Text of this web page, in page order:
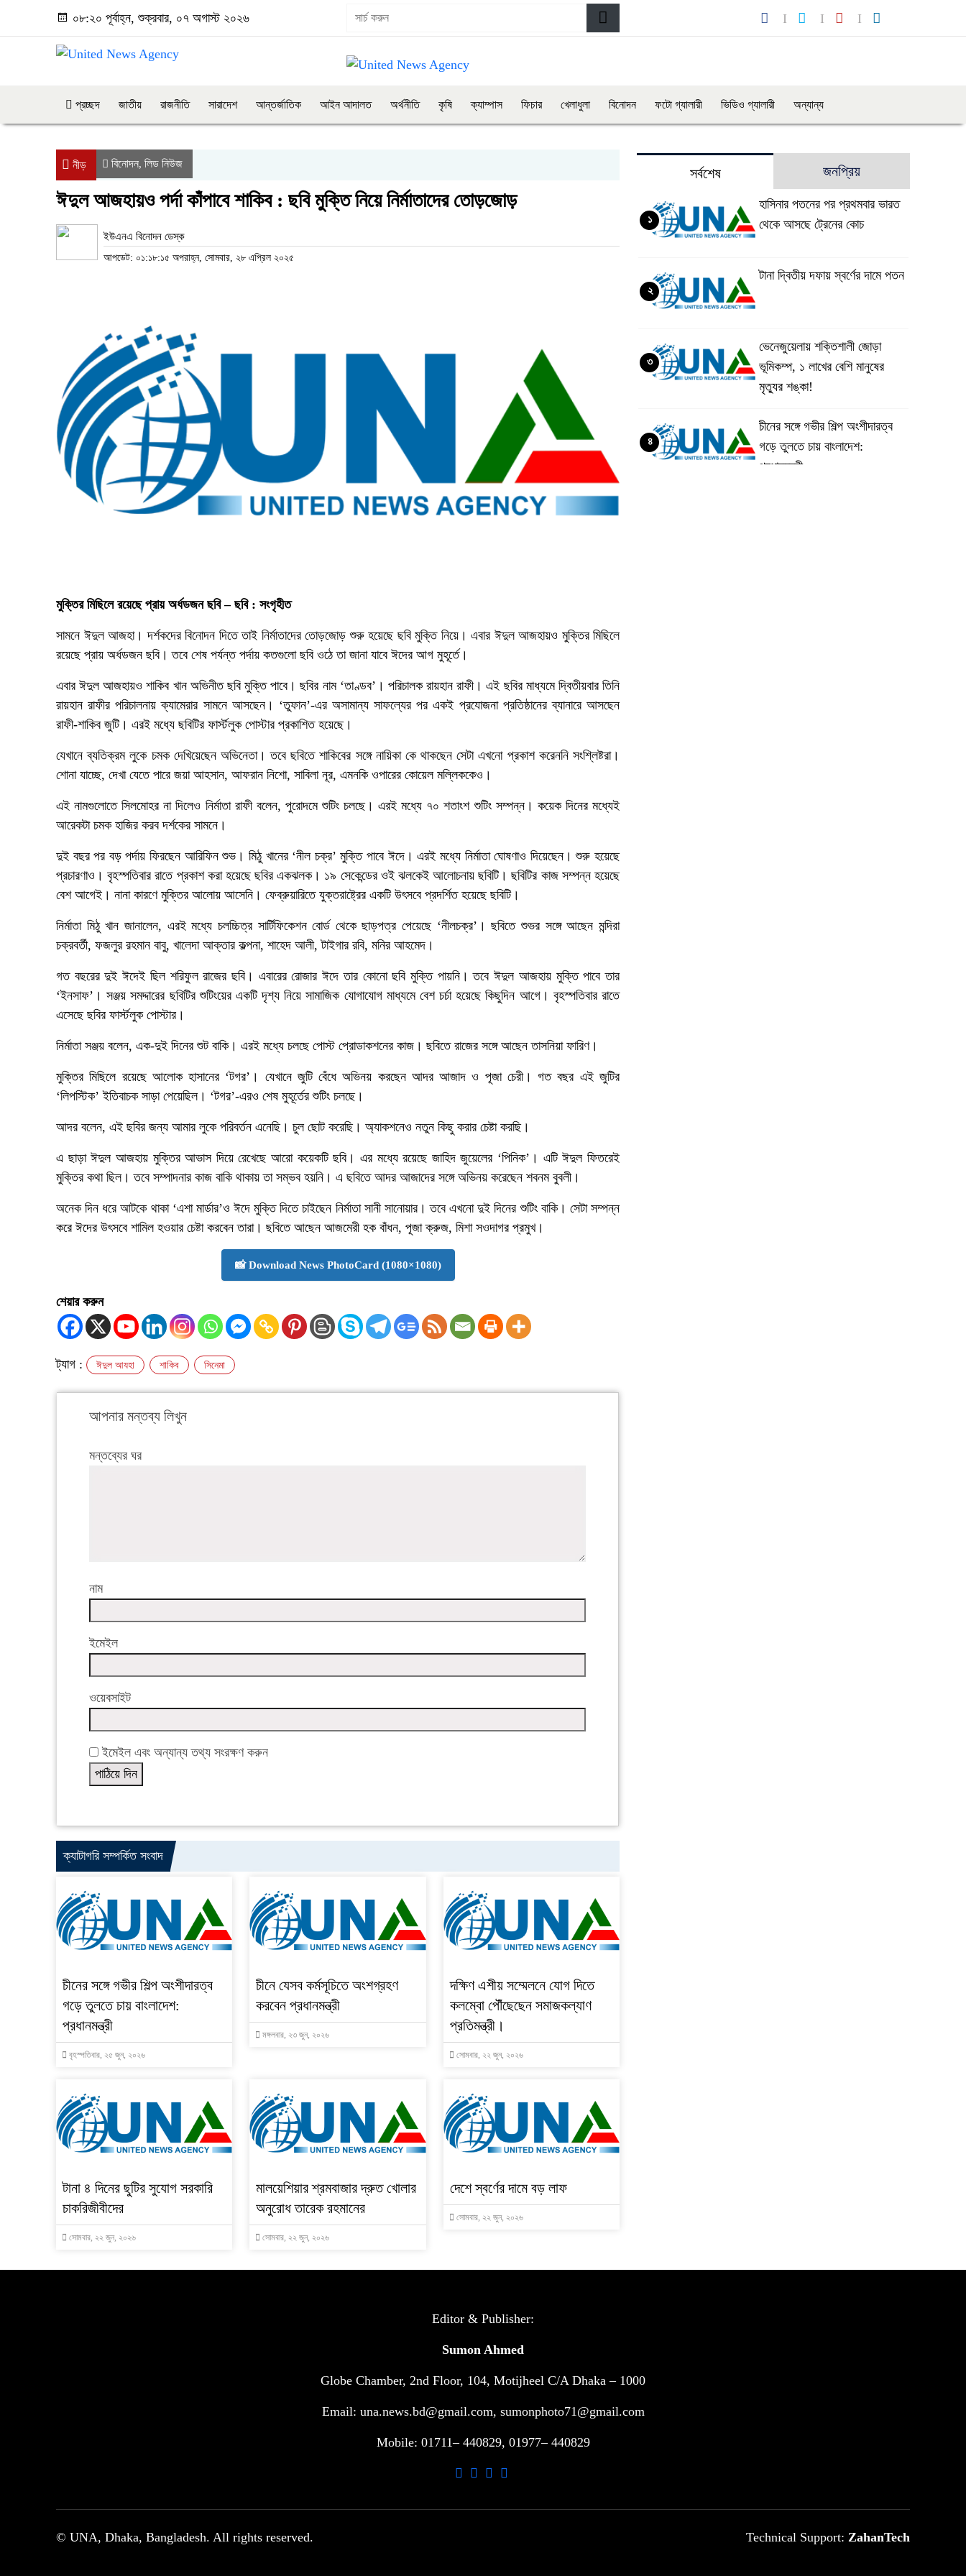
০৮:২০ পূর্বাহ্ন, শুক্রবার, ০৭ অগাস্ট ২০২৬
প্রচ্ছদ জাতীয় রাজনীতি সারাদেশ আন্তর্জাতিক আইন আদালত অর্থনীতি কৃষি ক্যাম্পাস ফিচার খেলাধুলা বিনোদন ফটো গ্যালারী ভিডিও গ্যালারী অন্যান্য
নীড় বিনোদন, লিড নিউজ
ঈদুল আজহায়ও পর্দা কাঁপাবে শাকিব : ছবি মুক্তি নিয়ে নির্মাতাদের তোড়জোড়
ইউএনএ বিনোদন ডেস্ক
আপডেট: ০১:১৮:১৫ অপরাহ্ন, সোমবার, ২৮ এপ্রিল ২০২৫
মুক্তির মিছিলে রয়েছে প্রায় অর্ধডজন ছবি – ছবি : সংগৃহীত
সামনে ঈদুল আজহা। দর্শকদের বিনোদন দিতে তাই নির্মাতাদের তোড়জোড় শুরু হয়েছে ছবি মুক্তি নিয়ে। এবার ঈদুল আজহায়ও মুক্তির মিছিলে
রয়েছে প্রায় অর্ধডজন ছবি। তবে শেষ পর্যন্ত পর্দায় কতগুলো ছবি ওঠে তা জানা যাবে ঈদের আগ মুহূর্তে।
এবার ঈদুল আজহায়ও শাকিব খান অভিনীত ছবি মুক্তি পাবে। ছবির নাম ‘তাণ্ডব’। পরিচালক রায়হান রাফী। এই ছবির মাধ্যমে দ্বিতীয়বার তিনি
রায়হান রাফীর পরিচালনায় ক্যামেরার সামনে আসছেন। ‘তুফান’-এর অসামান্য সাফল্যের পর একই প্রযোজনা প্রতিষ্ঠানের ব্যানারে আসছেন
রাফী-শাকিব জুটি। এরই মধ্যে ছবিটির ফার্স্টলুক পোস্টার প্রকাশিত হয়েছে।
যেখানে ব্যতিক্রম লুকে চমক দেখিয়েছেন অভিনেতা। তবে ছবিতে শাকিবের সঙ্গে নায়িকা কে থাকছেন সেটা এখনো প্রকাশ করেননি সংশ্লিষ্টরা।
শোনা যাচ্ছে, দেখা যেতে পারে জয়া আহসান, আফরান নিশো, সাবিলা নূর, এমনকি ওপারের কোয়েল মল্লিককেও।
এই নামগুলোতে সিলমোহর না দিলেও নির্মাতা রাফী বলেন, পুরোদমে শুটিং চলছে। এরই মধ্যে ৭০ শতাংশ শুটিং সম্পন্ন। কয়েক দিনের মধ্যেই
আরেকটা চমক হাজির করব দর্শকের সামনে।
দুই বছর পর বড় পর্দায় ফিরছেন আরিফিন শুভ। মিঠু খানের ‘নীল চক্র’ মুক্তি পাবে ঈদে। এরই মধ্যে নির্মাতা ঘোষণাও দিয়েছেন। শুরু হয়েছে
প্রচারণাও। বৃহস্পতিবার রাতে প্রকাশ করা হয়েছে ছবির একঝলক। ১৯ সেকেন্ডের ওই ঝলকেই আলোচনায় ছবিটি। ছবিটির কাজ সম্পন্ন হয়েছে
বেশ আগেই। নানা কারণে মুক্তির আলোয় আসেনি। ফেব্রুয়ারিতে যুক্তরাষ্ট্রের একটি উৎসবে প্রদর্শিত হয়েছে ছবিটি।
নির্মাতা মিঠু খান জানালেন, এরই মধ্যে চলচ্চিত্র সার্টিফিকেশন বোর্ড থেকে ছাড়পত্র পেয়েছে ‘নীলচক্র’। ছবিতে শুভর সঙ্গে আছেন মন্দিরা
চক্রবর্তী, ফজলুর রহমান বাবু, খালেদা আক্তার কল্পনা, শাহেদ আলী, টাইগার রবি, মনির আহমেদ।
গত বছরের দুই ঈদেই ছিল শরিফুল রাজের ছবি। এবারের রোজার ঈদে তার কোনো ছবি মুক্তি পায়নি। তবে ঈদুল আজহায় মুক্তি পাবে তার
‘ইনসাফ’। সঞ্জয় সমদ্দারের ছবিটির শুটিংয়ের একটি দৃশ্য নিয়ে সামাজিক যোগাযোগ মাধ্যমে বেশ চর্চা হয়েছে কিছুদিন আগে। বৃহস্পতিবার রাতে
এসেছে ছবির ফার্স্টলুক পোস্টার।
নির্মাতা সঞ্জয় বলেন, এক-দুই দিনের শুট বাকি। এরই মধ্যে চলছে পোস্ট প্রোডাকশনের কাজ। ছবিতে রাজের সঙ্গে আছেন তাসনিয়া ফারিণ।
মুক্তির মিছিলে রয়েছে আলোক হাসানের ‘টগর’। যেখানে জুটি বেঁধে অভিনয় করছেন আদর আজাদ ও পূজা চেরী। গত বছর এই জুটির
‘লিপস্টিক’ ইতিবাচক সাড়া পেয়েছিল। ‘টগর’-এরও শেষ মুহূর্তের শুটিং চলছে।
আদর বলেন, এই ছবির জন্য আমার লুকে পরিবর্তন এনেছি। চুল ছোট করেছি। অ্যাকশনেও নতুন কিছু করার চেষ্টা করছি।
এ ছাড়া ঈদুল আজহায় মুক্তির আভাস দিয়ে রেখেছে আরো কয়েকটি ছবি। এর মধ্যে রয়েছে জাহিদ জুয়েলের ‘পিনিক’। এটি ঈদুল ফিতরেই
মুক্তির কথা ছিল। তবে সম্পাদনার কাজ বাকি থাকায় তা সম্ভব হয়নি। এ ছবিতে আদর আজাদের সঙ্গে অভিনয় করেছেন শবনম বুবলী।
অনেক দিন ধরে আটকে থাকা ‘এশা মার্ডার’ও ঈদে মুক্তি দিতে চাইছেন নির্মাতা সানী সানোয়ার। তবে এখনো দুই দিনের শুটিং বাকি। সেটা সম্পন্ন
করে ঈদের উৎসবে শামিল হওয়ার চেষ্টা করবেন তারা। ছবিতে আছেন আজমেরী হক বাঁধন, পূজা ক্রুজ, মিশা সওদাগর প্রমুখ।
📸 Download News PhotoCard (1080×1080)
শেয়ার করুন
ট্যাগ : ঈদুল আযহা শাকিব সিনেমা
আপনার মন্তব্য লিখুন
মন্তব্যের ঘর
নাম
ইমেইল
ওয়েবসাইট
ইমেইল এবং অন্যান্য তথ্য সংরক্ষণ করুন
ক্যাটাগরি সম্পর্কিত সংবাদ
চীনের সঙ্গে গভীর শিল্প অংশীদারত্ব
গড়ে তুলতে চায় বাংলাদেশ:
প্রধানমন্ত্রী
বৃহস্পতিবার, ২৫ জুন, ২০২৬
চীনে যেসব কর্মসূচিতে অংশগ্রহণ
করবেন প্রধানমন্ত্রী
মঙ্গলবার, ২৩ জুন, ২০২৬
দক্ষিণ এশীয় সম্মেলনে যোগ দিতে
কলম্বো পৌঁছেছেন সমাজকল্যাণ
প্রতিমন্ত্রী।
সোমবার, ২২ জুন, ২০২৬
টানা ৪ দিনের ছুটির সুযোগ সরকারি
চাকরিজীবীদের
সোমবার, ২২ জুন, ২০২৬
মালয়েশিয়ার শ্রমবাজার দ্রুত খোলার
অনুরোধ তারেক রহমানের
সোমবার, ২২ জুন, ২০২৬
দেশে স্বর্ণের দামে বড় লাফ
সোমবার, ২২ জুন, ২০২৬
সর্বশেষ জনপ্রিয়
হাসিনার পতনের পর প্রথমবার ভারত
থেকে আসছে ট্রেনের কোচ
১
টানা দ্বিতীয় দফায় স্বর্ণের দামে পতন
২
ভেনেজুয়েলায় শক্তিশালী জোড়া
ভূমিকম্প, ১ লাখের বেশি মানুষের
মৃত্যুর শঙ্কা!
৩
চীনের সঙ্গে গভীর শিল্প অংশীদারত্ব
গড়ে তুলতে চায় বাংলাদেশ:
প্রধানমন্ত্রী
৪
Editor & Publisher:
Sumon Ahmed
Globe Chamber, 2nd Floor, 104, Motijheel C/A Dhaka – 1000
Email: una.news.bd@gmail.com, sumonphoto71@gmail.com
Mobile: 01711– 440829, 01977– 440829
© UNA, Dhaka, Bangladesh. All rights reserved. Technical Support: ZahanTech